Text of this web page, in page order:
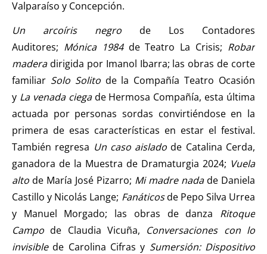
Valparaíso y Concepción.
Un arcoíris negro de Los Contadores
Auditores; Mónica 1984de Teatro La Crisis; Robar
maderadirigida por Imanol Ibarra; las obras de corte
familiar Solo Solito de la Compañía Teatro Ocasión
y La venada ciegade Hermosa Compañía, esta última
actuada por personas sordas convirtiéndose en la
primera de esas características en estar el festival.
También regresa Un caso aisladode Catalina Cerda,
ganadora de la Muestra de Dramaturgia 2024; Vuela
alto de María José Pizarro; Mi madre nadade Daniela
Castillo y Nicolás Lange; Fanáticosde Pepo Silva Urrea
y Manuel Morgado; las obras de danza Ritoque
Campode Claudia Vicuña, Conversaciones con lo
invisiblede Carolina Cifras y Sumersión: Dispositivo